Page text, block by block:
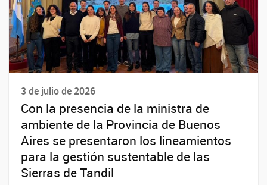
3 de julio de 2026
Con la presencia de la ministra de
ambiente de la Provincia de Buenos
Aires se presentaron los lineamientos
para la gestión sustentable de las
Sierras de Tandil